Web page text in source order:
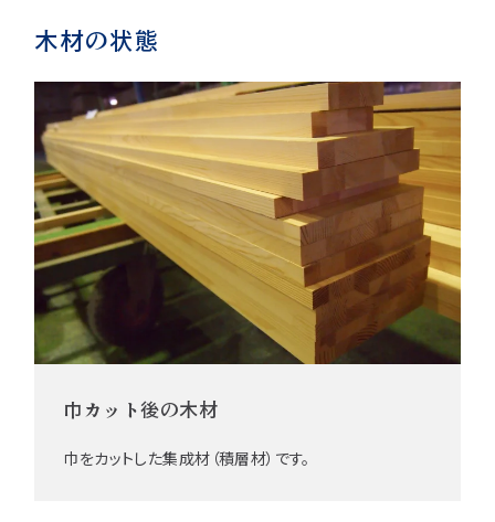
木材の状態
巾カット後の木材
巾をカットした集成材（積層材）です。